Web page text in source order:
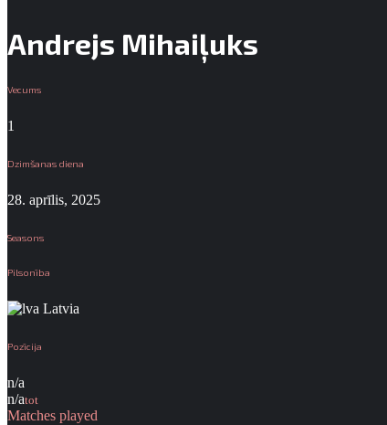
Andrejs Mihaiļuks
Vecums
1
Dzimšanas diena
28. aprīlis, 2025
Seasons
Pilsonība
Latvia
Pozīcija
n/a
n/atot
Matches played